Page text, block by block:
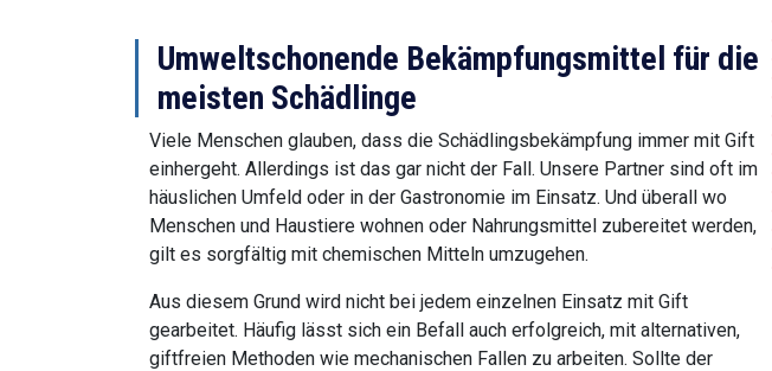
Umweltschonende Bekämpfungsmittel für die
meisten Schädlinge
Viele Menschen glauben, dass die Schädlingsbekämpfung immer mit Gift
einhergeht. Allerdings ist das gar nicht der Fall. Unsere Partner sind oft im
häuslichen Umfeld oder in der Gastronomie im Einsatz. Und überall wo
Menschen und Haustiere wohnen oder Nahrungsmittel zubereitet werden,
gilt es sorgfältig mit chemischen Mitteln umzugehen.
Aus diesem Grund wird nicht bei jedem einzelnen Einsatz mit Gift
gearbeitet. Häufig lässt sich ein Befall auch erfolgreich, mit alternativen,
giftfreien Methoden wie mechanischen Fallen zu arbeiten. Sollte der